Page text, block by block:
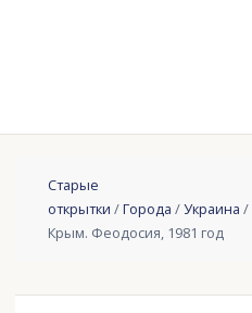
Старые
открытки /Города /Украина /
Крым. Феодосия, 1981 год